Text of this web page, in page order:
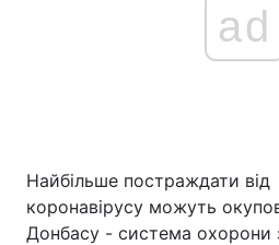
ad
Найбільше постраждати від
коронавірусу можуть
Донбасу - система охорони